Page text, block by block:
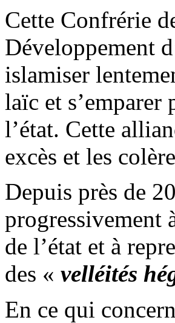
Cette Confrérie
Développement
islamiser
laïc et s’emparer
l’état. Cette
excès et les
Depuis près de
progressivement
de l’état et à
des « velléités
En ce qui